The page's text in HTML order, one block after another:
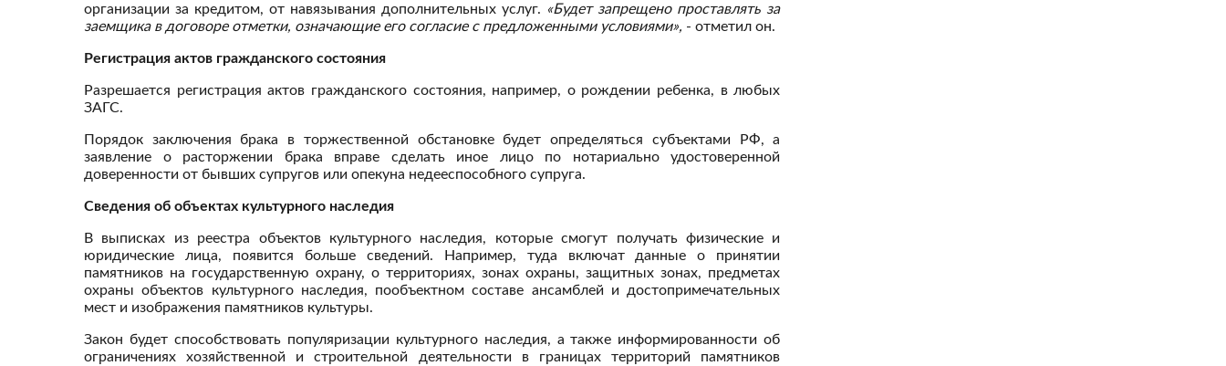
организации за кредитом, от навязывания дополнительных услуг. «Будет запрещено проставлять за
заемщика в договоре отметки, означающие его согласие с предложенными условиями», - отметил он.
Регистрация актов гражданского состояния
Разрешается регистрация актов гражданского состояния, например, о рождении ребенка, в любых
ЗАГС.
Порядок заключения брака в торжественной обстановке будет определяться субъектами РФ, а
заявление о расторжении брака вправе сделать иное лицо по нотариально удостоверенной
доверенности от бывших супругов или опекуна недееспособного супруга.
Сведения об объектах культурного наследия
В выписках из реестра объектов культурного наследия, которые смогут получать физические и
юридические лица, появится больше сведений. Например, туда включат данные о принятии
памятников на государственную охрану, о территориях, зонах охраны, защитных зонах, предметах
охраны объектов культурного наследия, пообъектном составе ансамблей и достопримечательных
мест и изображения памятников культуры.
Закон будет способствовать популяризации культурного наследия, а также информированности об
ограничениях хозяйственной и строительной деятельности в границах территорий памятников